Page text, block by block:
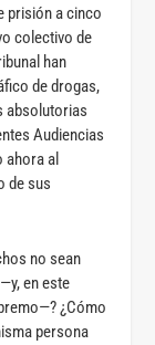
prisión a cinco
colectivo de
han
de drogas,
absolutorias
Audiencias
al
de sus
no sean
en este
¿Cómo
persona